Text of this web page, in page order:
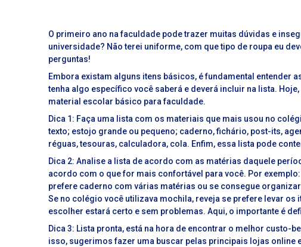
O primeiro ano na faculdade pode trazer muitas dúvidas e
universidade? Não terei uniforme, com que tipo de roupa eu
perguntas!
Embora existam alguns itens básicos, é fundamental entender
tenha algo específico você saberá e deverá incluir na lista.
material escolar básico para faculdade.
Dica 1: Faça uma lista com os materiais que mais usou no
texto; estojo grande ou pequeno; caderno, fichário, post-its,
réguas, tesouras, calculadora, cola. Enfim, essa lista pode
Dica 2: Analise a lista de acordo com as matérias daquele
acordo com o que for mais confortável para você. Por
prefere caderno com várias matérias ou se consegue
Se no colégio você utilizava mochila, reveja se prefere levar os
escolher estará certo e sem problemas. Aqui, o importante é
Dica 3: Lista pronta, está na hora de encontrar o melhor
isso, sugerimos fazer uma buscar pelas principais lojas online